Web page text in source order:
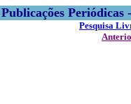
Publicações
Pesquisa